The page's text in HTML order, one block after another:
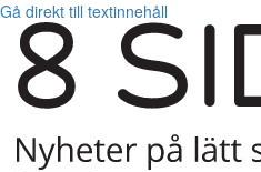
Gå direkt till textinnehåll